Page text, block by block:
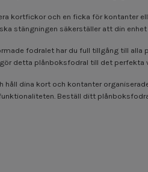
kortfickor och en ficka för kontanter
stängningen säkerställer att din
fodralet har du full tillgång till alla
detta plånboksfodral till det perfekta
håll dina kort och kontanter
Beställ ditt